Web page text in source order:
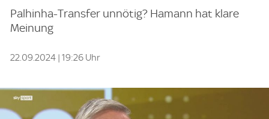
Palhinha-Transfer unnötig? Hamann hat klare
Meinung
22.09.2024 | 19:26 Uhr